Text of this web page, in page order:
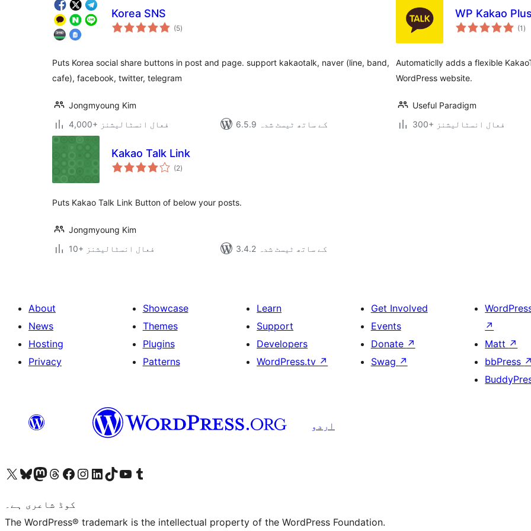
Korea SNS
(5مجموعی
درجہ
)
Puts Korea social share buttons in post and page. support kakaotalk, naver (line, band,
cafe), facebook, twitter, telegram
Jongmyoung Kim
4,000+ فعال انسٹالیشنز
6.5.9 کے ساتھ ٹیسٹ شدہ
WP Kakao
(1 )
Automaticlly adds a flexible
WordPress website.
Useful Paradigm
300+ فعال انسٹالیشنز
Kakao Talk Link
(2مجموعی
درجہ
)
Puts Kakao Talk Link Button of below your posts.
Jongmyoung Kim
10+ فعال انسٹالیشنز
3.4.2 کے ساتھ ٹیسٹ شدہ
About
News
Hosting
Privacy
Showcase
Themes
Plugins
Patterns
Learn
Support
Developers
WordPress.tv ↗
Get Involved
Events
Donate ↗
Swag ↗
↗
Matt ↗
bbPress ↗
اردو
Visit our X (formerly Twitter) account
ہمارے بلیواسکائی اکاؤنٹ پر جائیں
Visit our Mastodon account
ہمارے ٹھریڈز اکاؤنٹ پر جائیں
Visit our Facebook page
Visit our Instagram account
Visit our LinkedIn account
ہمارے ٹک ٹاک اکاؤنٹ پر جائیں
Visit our YouTube channel
ہمارے ٹمبلر اکاؤنٹ پر جائیں
کوڈ شاعری ہے۔
The WordPress® trademark is the intellectual property of the WordPress Foundation.